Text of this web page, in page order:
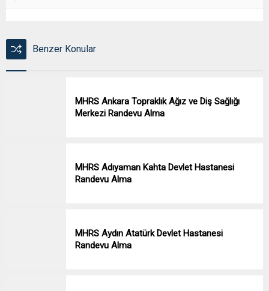
Benzer Konular
MHRS Ankara Topraklık Ağız ve Diş Sağlığı
Merkezi Randevu Alma
MHRS Adıyaman Kahta Devlet Hastanesi
Randevu Alma
MHRS Aydın Atatürk Devlet Hastanesi
Randevu Alma